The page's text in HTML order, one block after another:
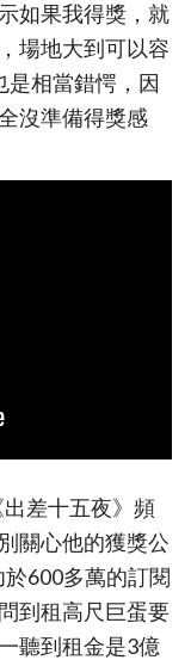
如果我得獎，就
場地大到可以容
相當錯愕，因
沒準備得獎感
差十五夜》頻
關心他的獲獎公
600多萬的訂閱
到租高尺巨蛋要
聽到租金是3億